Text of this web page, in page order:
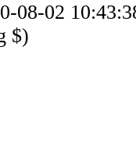
08-02
$)